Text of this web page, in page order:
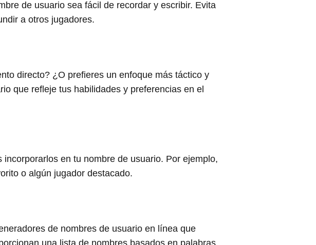
de usuario sea fácil de recordar y escribir. Evita
a otros jugadores.
directo? ¿O prefieres un enfoque más táctico y
que refleje tus habilidades y preferencias en el
en tu nombre de usuario. Por ejemplo,
o algún jugador destacado.
de nombres de usuario en línea que
una lista de nombres basados en palabras